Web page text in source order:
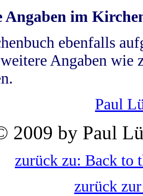
Angaben im
ebenfalls
Angaben wie
Paul
2009 by Paul
zurück zu: Back to
zurück